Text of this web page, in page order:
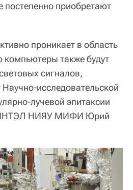
постепенно приобретают
проникает в область
компьютеры также будут
сигналов,
исследовательской
лучевой эпитаксии
ИНТЭЛ НИЯУ МИФИ Юрий